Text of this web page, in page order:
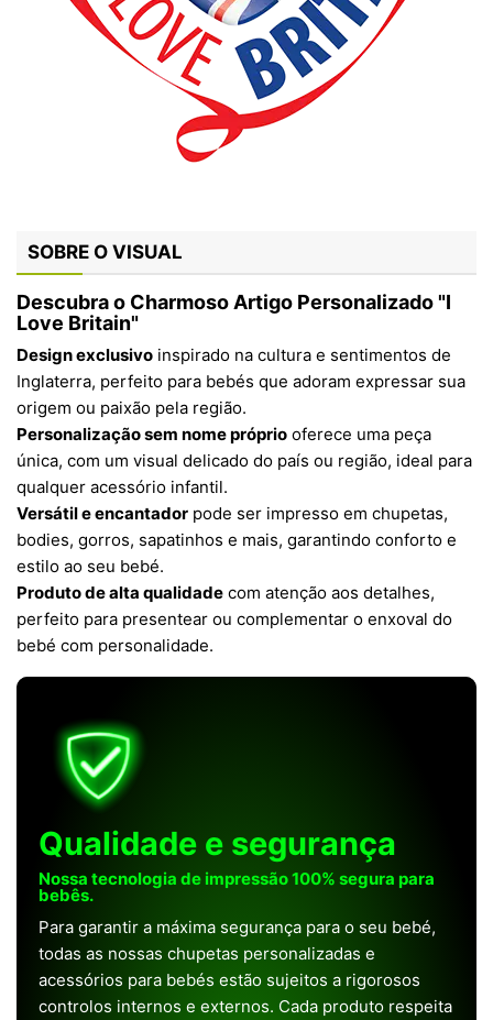
SOBRE O VISUAL
Descubra o Charmoso Artigo Personalizado "I
Love Britain"
Design exclusivo inspirado na cultura e sentimentos de
Inglaterra, perfeito para bebés que adoram expressar sua
origem ou paixão pela região.
Personalização sem nome próprio oferece uma peça
única, com um visual delicado do país ou região, ideal para
qualquer acessório infantil.
Versátil e encantador pode ser impresso em chupetas,
bodies, gorros, sapatinhos e mais, garantindo conforto e
estilo ao seu bebé.
Produto de alta qualidade com atenção aos detalhes,
perfeito para presentear ou complementar o enxoval do
bebé com personalidade.
Qualidade e segurança
Nossa tecnologia de impressão 100% segura para
bebês.
Para garantir a máxima segurança para o seu bebé,
todas as nossas chupetas personalizadas e
acessórios para bebés estão sujeitos a rigorosos
controlos internos e externos. Cada produto respeita